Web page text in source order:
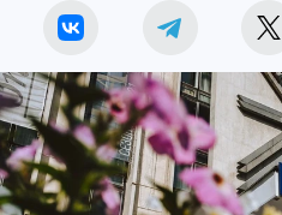
Источник: kp.ru